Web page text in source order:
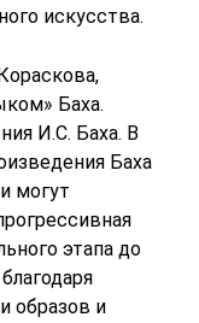
искусства.
Баха.
И.С. Баха. В
Баха
могут
этапа до
образов и